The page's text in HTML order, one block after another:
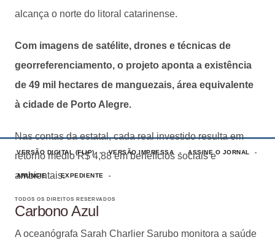
alcança o norte do litoral catarinense.
Com imagens de satélite, drones e técnicas de
georreferenciamento, o projeto aponta a existência
de 49 mil hectares de manguezais, área equivalente
à cidade de Porto Alegre.
Nas contas da estatal, cada real investido resulta em
retorno médio R$ 4,88 em benefícios sociais e
ambientais.
Carbono Azul
A oceanógrafa Sarah Charlier Sarubo monitora a saúde
VERSÃO DIGITAL (FLIP) VERSÃO IMPRESSA ASSINE O JORNAL
ANUNCIE EXPEDIENTE
TODOS OS DIREITOS RESERVADOS